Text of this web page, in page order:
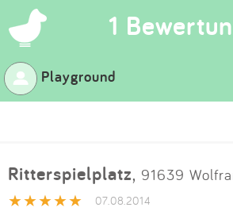
1
Suchen
App
Playground
Ritterspielplatz, 91639
07.08.2014